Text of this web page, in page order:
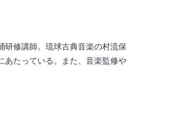
研修講師。琉球古典音楽の村流保
あたっている。また、音楽監修や